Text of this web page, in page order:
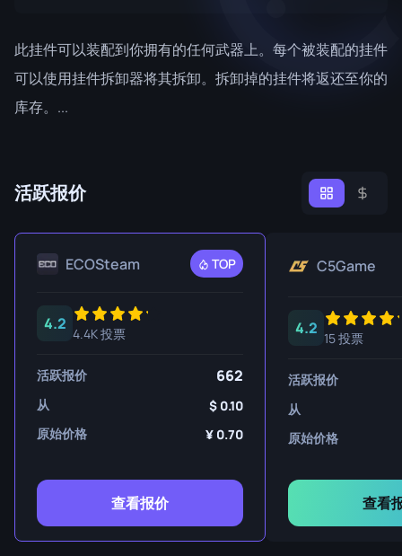
此挂件可以装配到你拥有的任何武器上。每个被装配的挂件
可以使用挂件拆卸器将其拆卸。拆卸掉的挂件将返还至你的
库存。...
活跃报价
ECOSteam TOP
4.2
4.4K 投票
活跃报价 662
从
0.10
原始价格
0.70
查看报价
C5Game
4.2
15 投票
活跃报价
从
原始价格
查看